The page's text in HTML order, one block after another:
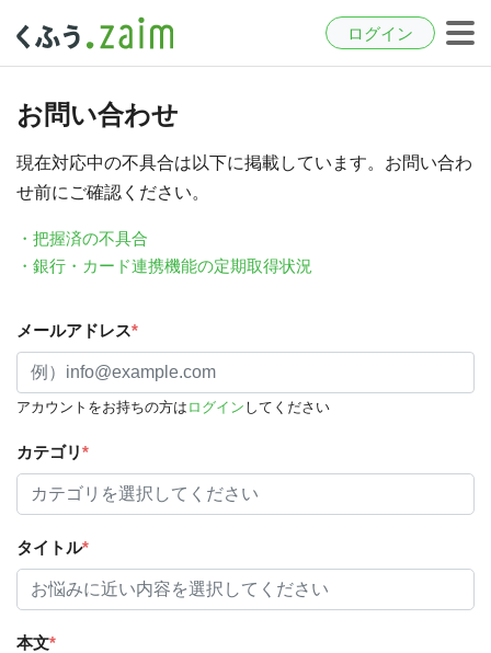
ログイン
お問い合わせ
現在対応中の不具合は以下に掲載しています。お問い合わ
せ前にご確認ください。
・把握済の不具合
・銀行・カード連携機能の定期取得状況
メールアドレス*
アカウントをお持ちの方は ログイン してください
カテゴリ*
タイトル*
本文*